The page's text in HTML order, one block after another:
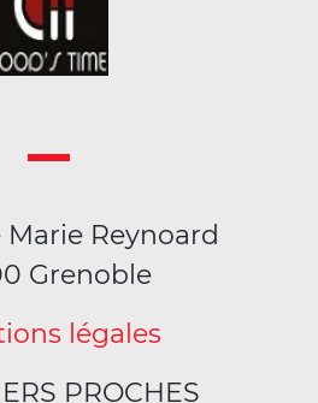
Marie Reynoard
Grenoble
légales
PROCHES